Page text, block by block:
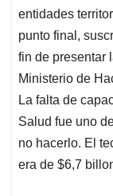
entidades
punto final,
fin de presentar
Ministerio de
La falta de
Salud fue uno
no hacerlo. El
era de $6,7